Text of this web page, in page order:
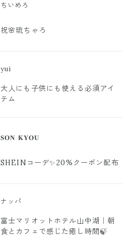
ちいめろ
祝🌸琉ちゃろ
yui
大人にも子供にも使える必須アイ
テム
𝐒𝐎𝐍 𝐊𝐘𝐎𝐔
SHEINコーデ✨20%クーポン配布
ナッパ
富士マリオットホテル山中湖｜朝
食とカフェで感じた癒し時間🍃